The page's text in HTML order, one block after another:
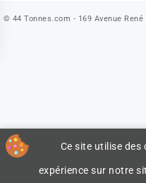
Ce site utilise
expérience sur notre
© 44 Tonnes.com - 169 Avenue